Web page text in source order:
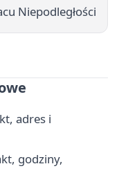
Niepodległości
adres i
godziny,